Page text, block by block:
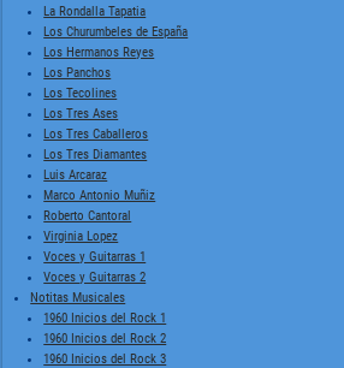
La Rondalla Tapatia
Los Churumbeles de España
Los Hermanos Reyes
Los Panchos
Los Tecolines
Los Tres Ases
Los Tres Caballeros
Los Tres Diamantes
Luis Arcaraz
Marco Antonio Muñiz
Roberto Cantoral
Virginia Lopez
Voces y Guitarras 1
Voces y Guitarras 2
Notitas Musicales
1960 Inicios del Rock 1
1960 Inicios del Rock 2
1960 Inicios del Rock 3